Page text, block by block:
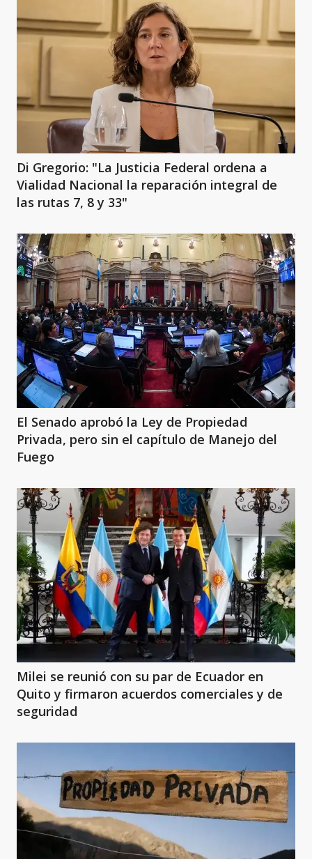
Di Gregorio: "La Justicia Federal ordena a
Vialidad Nacional la reparación integral de
las rutas 7, 8 y 33"
El Senado aprobó la Ley de Propiedad
Privada, pero sin el capítulo de Manejo del
Fuego
Milei se reunió con su par de Ecuador en
Quito y firmaron acuerdos comerciales y de
seguridad